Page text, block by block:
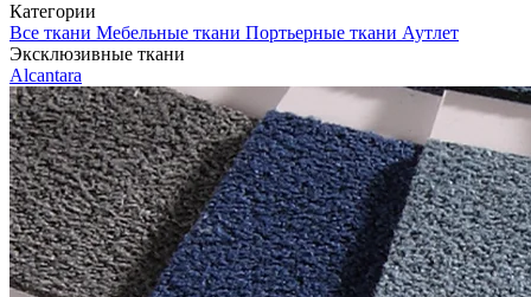
Категории
Все ткани Мебельные ткани Портьерные ткани Аутлет
Эксклюзивные ткани
Alcantara